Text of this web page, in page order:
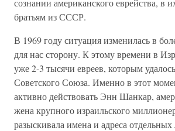
сознании американского еврейства, в
братьям из СССР.
В 1969 году ситуация изменилась в
для нас сторону. К этому времени в
уже 2-3 тысячи евреев, которым
Советского Союза. Именно в этот
активно действовать Энн Шанкар,
жена крупного израильского
разыскивала имена и адреса